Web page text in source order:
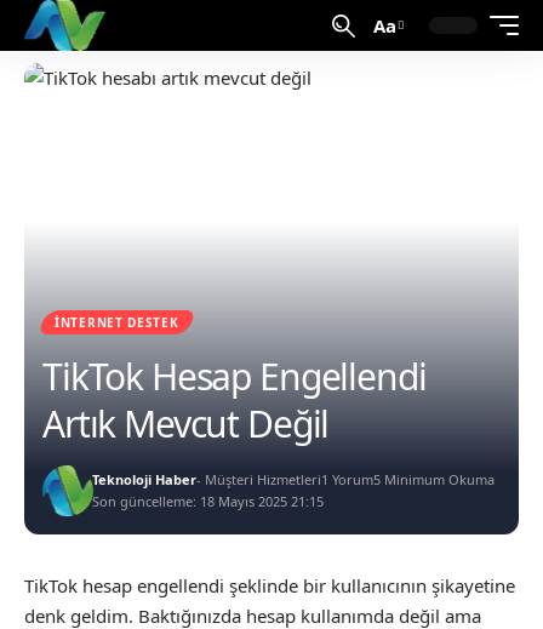
Aa
İNTERNET DESTEK
TikTok Hesap Engellendi
Artık Mevcut Değil
Son güncelleme: 18 Mayıs 2025 21:15
Teknoloji Haber- Müşteri Hizmetleri1 Yorum5 Minimum Okuma
TikTok hesap engellendi şeklinde bir kullanıcının şikayetine
denk geldim. Baktığınızda hesap kullanımda değil ama